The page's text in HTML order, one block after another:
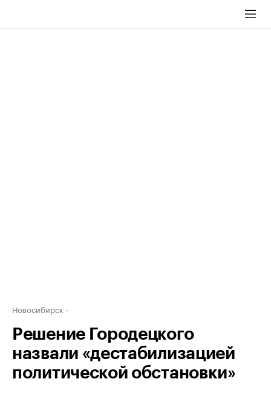
Новосибирск
Решение Городецкого
назвали «дестабилизацией
политической обстановки»